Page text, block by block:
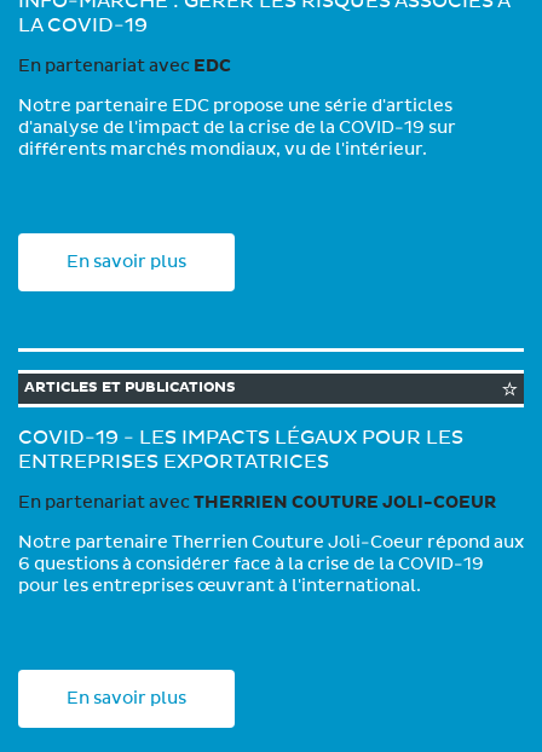
LA COVID-19
En partenariat avec EDC
Notre partenaire EDC propose une série d'articles
d'analyse de l'impact de la crise de la COVID-19 sur
différents marchés mondiaux, vu de l'intérieur.
En savoir plus
ARTICLES ET PUBLICATIONS
COVID-19 - LES IMPACTS LÉGAUX POUR LES
ENTREPRISES EXPORTATRICES
En partenariat avec THERRIEN COUTURE JOLI-COEUR
Notre partenaire Therrien Couture Joli-Coeur répond aux
6 questions à considérer face à la crise de la COVID-19
pour les entreprises œuvrant à l'international.
En savoir plus